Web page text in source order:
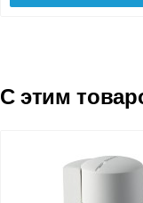
GRILL.SGA-20-
C этим